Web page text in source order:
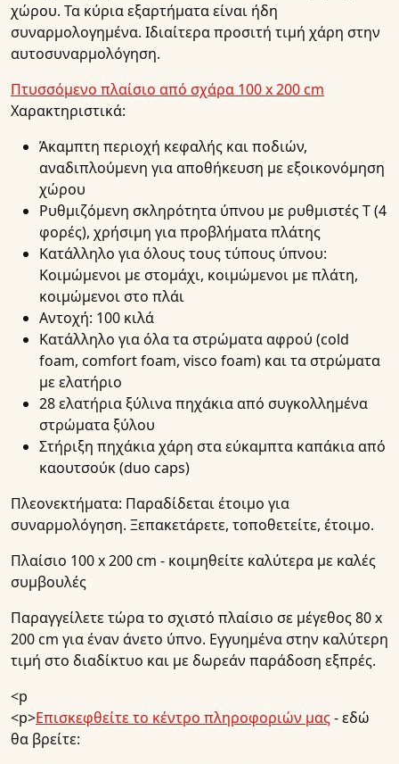
χώρου. Τα κύρια εξαρτήματα είναι ήδη
συναρμολογημένα. Ιδιαίτερα προσιτή τιμή χάρη στην
αυτοσυναρμολόγηση.
Πτυσσόμενο πλαίσιο από σχάρα 100 x 200 cm
Χαρακτηριστικά:
Άκαμπτη περιοχή κεφαλής και ποδιών,
αναδιπλούμενη για αποθήκευση με εξοικονόμηση
χώρου
Ρυθμιζόμενη σκληρότητα ύπνου με ρυθμιστές Τ (4
φορές), χρήσιμη για προβλήματα πλάτης
Κατάλληλο για όλους τους τύπους ύπνου:
Κοιμώμενοι με στομάχι, κοιμώμενοι με πλάτη,
κοιμώμενοι στο πλάι
Αντοχή: 100 κιλά
Κατάλληλο για όλα τα στρώματα αφρού (cold
foam, comfort foam, visco foam) και τα στρώματα
με ελατήριο
28 ελατήρια ξύλινα πηχάκια από συγκολλημένα
στρώματα ξύλου
Στήριξη πηχάκια χάρη στα εύκαμπτα καπάκια από
καουτσούκ (duo caps)
Πλεονεκτήματα: Παραδίδεται έτοιμο για
συναρμολόγηση. Ξεπακετάρετε, τοποθετείτε, έτοιμο.
Πλαίσιο 100 x 200 cm - κοιμηθείτε καλύτερα με καλές
συμβουλές
Παραγγείλετε τώρα το σχιστό πλαίσιο σε μέγεθος 80 x
200 cm για έναν άνετο ύπνο. Εγγυημένα στην καλύτερη
τιμή στο διαδίκτυο και με δωρεάν παράδοση εξπρές.
<p
<p>Επισκεφθείτε το κέντρο πληροφοριών μας- εδώ
θα βρείτε: